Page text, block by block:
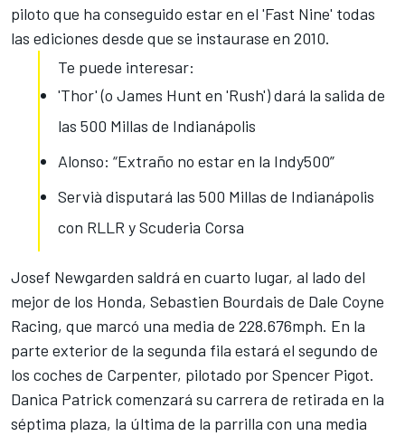
piloto que ha conseguido estar en el 'Fast Nine' todas
las ediciones desde que se instaurase en 2010.
Te puede interesar:
'Thor' (o James Hunt en 'Rush') dará la salida de
las 500 Millas de Indianápolis
Alonso: “Extraño no estar en la Indy500”
Servià disputará las 500 Millas de Indianápolis
con RLLR y Scuderia Corsa
Josef Newgarden saldrá en cuarto lugar, al lado del
mejor de los Honda, Sebastien Bourdais de Dale Coyne
Racing, que marcó una media de 228.676mph. En la
parte exterior de la segunda fila estará el segundo de
los coches de Carpenter, pilotado por Spencer Pigot.
Danica Patrick comenzará su carrera de retirada en la
séptima plaza, la última de la parrilla con una media